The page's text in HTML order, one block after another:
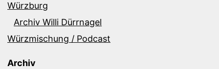
Würzburg
Archiv Willi Dürrnagel
Würzmischung / Podcast
Archiv